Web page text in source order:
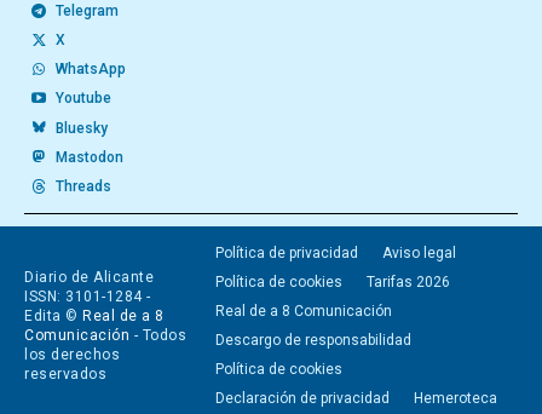
Telegram
X
WhatsApp
Youtube
Bluesky
Mastodon
Threads
Diario de Alicante
ISSN: 3101-1284 -
Edita © Real de a 8
Comunicación - Todos
los derechos
reservados
Política de privacidad
Aviso legal
Política de cookies
Tarifas 2026
Real de a 8 Comunicación
Descargo de responsabilidad
Política de cookies
Declaración de privacidad
Hemeroteca